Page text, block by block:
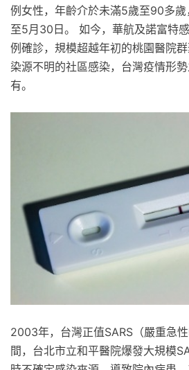
例女性，年齡介於未滿5歲至90多
至5月30日。 如今，華航及諾富特
例確診，規模超越年初的桃園醫院
染源不明的社區感染，台灣疫情形
有。
2003年，台灣正值SARS（嚴重急
間，台北市立和平醫院爆發大規模